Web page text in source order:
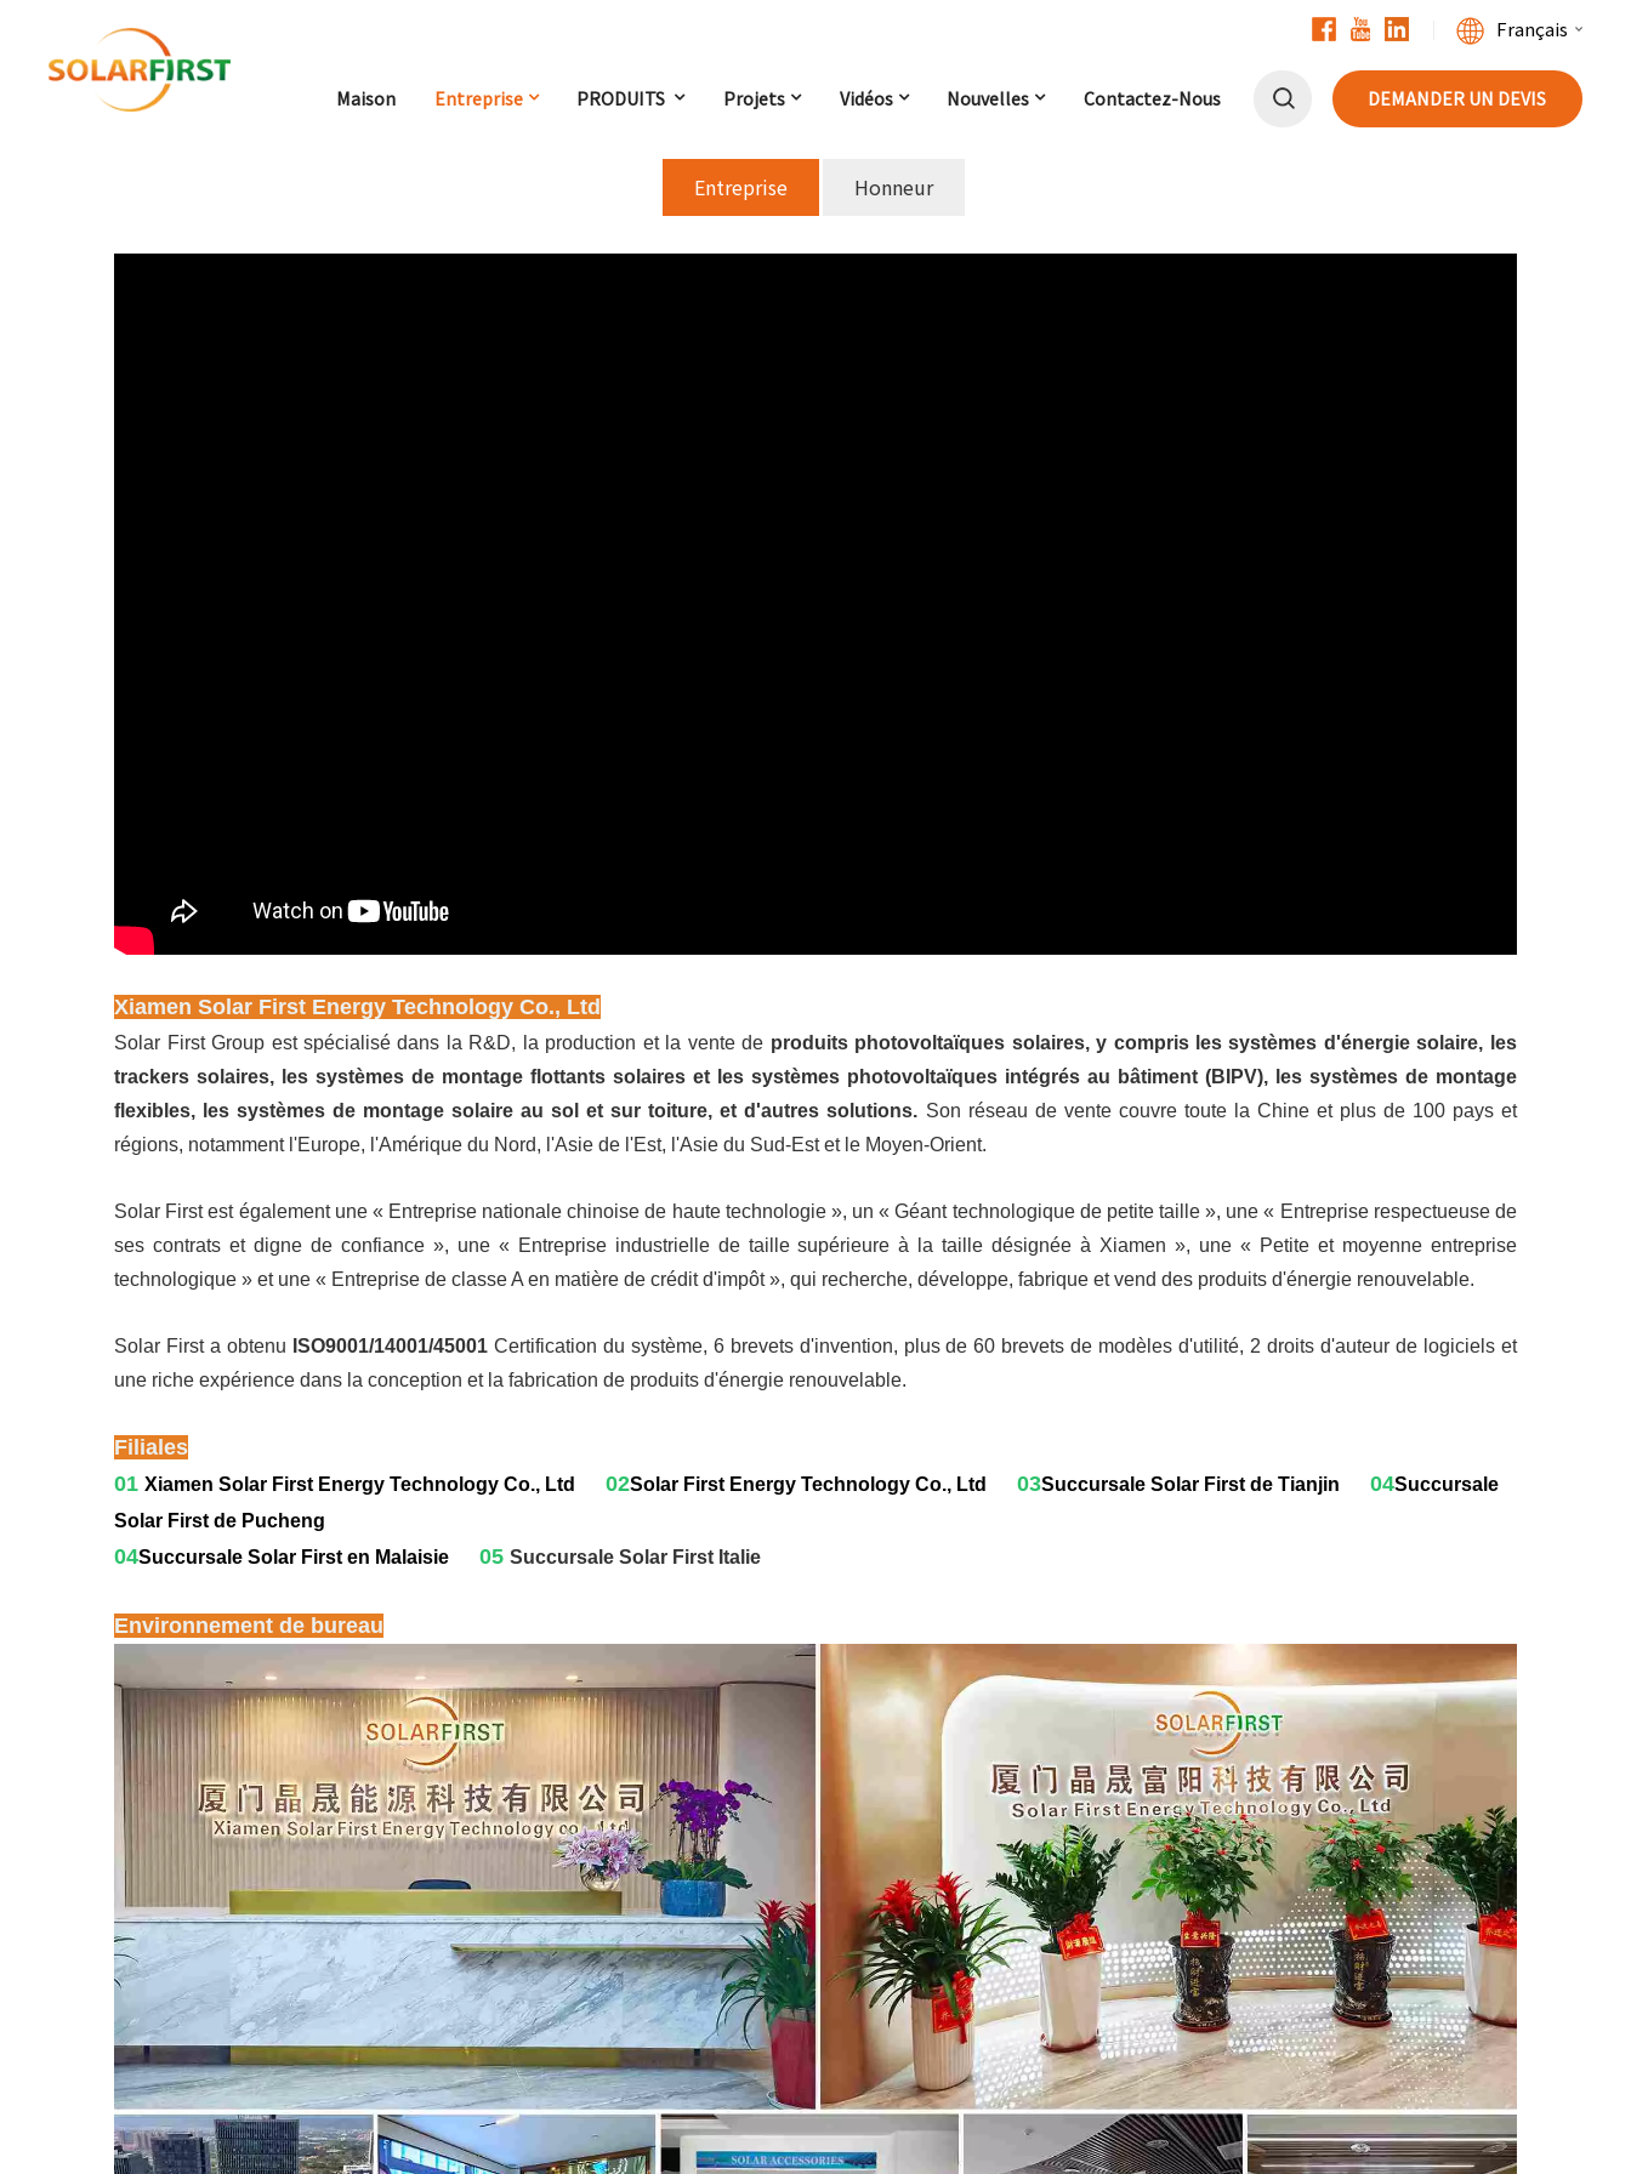
Français
Maison Entreprise PRODUITS Projets Vidéos Nouvelles Contactez-Nous DEMANDER UN DEVIS
Maison
Entreprise Honneur
Xiamen Solar First Energy Technology Co., Ltd
Solar First Group est spécialisé dans la R&D, la production et la vente de produits photovoltaïques solaires, y compris les systèmes d'énergie solaire, les
trackers solaires, les systèmes de montage flottants solaires et les systèmes photovoltaïques intégrés au bâtiment (BIPV), les systèmes de montage
flexibles, les systèmes de montage solaire au sol et sur toiture, et d'autres solutions. Son réseau de vente couvre toute la Chine et plus de 100 pays et
régions, notamment l'Europe, l'Amérique du Nord, l'Asie de l'Est, l'Asie du Sud-Est et le Moyen-Orient.
Solar First est également une « Entreprise nationale chinoise de haute technologie », un « Géant technologique de petite taille », une « Entreprise respectueuse de
ses contrats et digne de confiance », une « Entreprise industrielle de taille supérieure à la taille désignée à Xiamen », une « Petite et moyenne entreprise
technologique » et une « Entreprise de classe A en matière de crédit d'impôt », qui recherche, développe, fabrique et vend des produits d'énergie renouvelable.
Solar First a obtenu ISO9001/14001/45001Certification du système, 6 brevets d'invention, plus de 60 brevets de modèles d'utilité, 2 droits d'auteur de logiciels et
une riche expérience dans la conception et la fabrication de produits d'énergie renouvelable.
Filiales
01Xiamen Solar First Energy Technology Co., Ltd 02Solar First Energy Technology Co., Ltd 03Succursale Solar First de Tianjin 04Succursale
Solar First de Pucheng
04Succursale Solar First en Malaisie 05Succursale Solar First Italie
Environnement de bureau